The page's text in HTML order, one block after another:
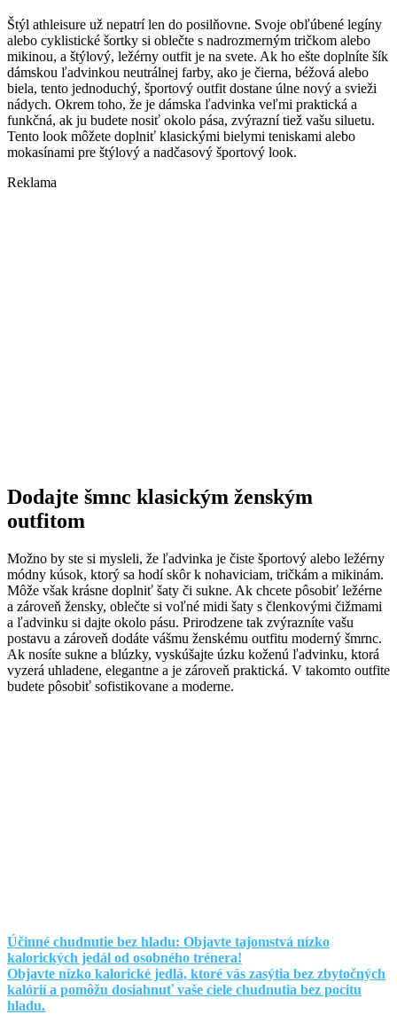
Štýl athleisure už nepatrí len do posilňovne. Svoje obľúbené legíny
alebo cyklistické šortky si oblečte s nadrozmerným tričkom alebo
mikinou, a štýlový, ležérny outfit je na svete. Ak ho ešte doplníte šík
dámskou ľadvinkou neutrálnej farby, ako je čierna, béžová alebo
biela, tento jednoduchý, športový outfit dostane úlne nový a svieži
nádych. Okrem toho, že je dámska ľadvinka veľmi praktická a
funkčná, ak ju budete nosiť okolo pása, zvýrazní tiež vašu siluetu.
Tento look môžete doplniť klasickými bielymi teniskami alebo
mokasínami pre štýlový a nadčasový športový look.
Reklama
Dodajte šmnc klasickým ženským
outfitom
Možno by ste si mysleli, že ľadvinka je čiste športový alebo ležérny
módny kúsok, ktorý sa hodí skôr k nohaviciam, tričkám a mikinám.
Môže však krásne doplniť šaty či sukne. Ak chcete pôsobiť ležérne
a zároveň žensky, oblečte si voľné midi šaty s členkovými čižmami
a ľadvinku si dajte okolo pásu. Prirodzene tak zvýrazníte vašu
postavu a zároveň dodáte vášmu ženskému outfitu moderný šmrnc.
Ak nosíte sukne a blúzky, vyskúšajte úzku koženú ľadvinku, ktorá
vyzerá uhladene, elegantne a je zároveň praktická. V takomto outfite
budete pôsobiť sofistikovane a moderne.
Účinné chudnutie bez hladu: Objavte tajomstvá nízko
kalorických jedál od osobného trénera!
Objavte nízko kalorické jedlá, ktoré vás zasýtia bez zbytočných
kalórií a pomôžu dosiahnuť vaše ciele chudnutia bez pocitu
hladu.